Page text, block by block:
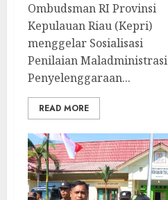
Ombudsman RI Provinsi
Kepulauan Riau (Kepri)
menggelar Sosialisasi
Penilaian Maladministrasi
Penyelenggaraan...
READ MORE